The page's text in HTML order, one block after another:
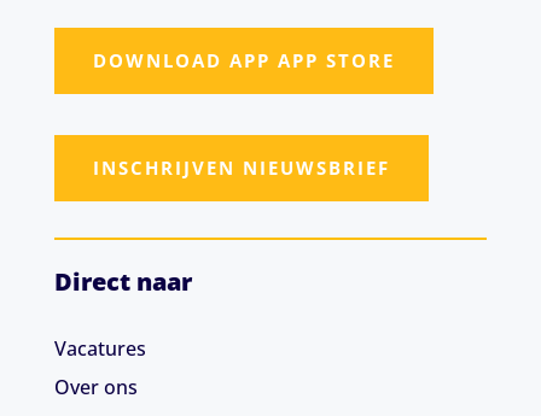
DOWNLOAD APP APP STORE
INSCHRIJVEN NIEUWSBRIEF
Direct naar
Vacatures
Over ons